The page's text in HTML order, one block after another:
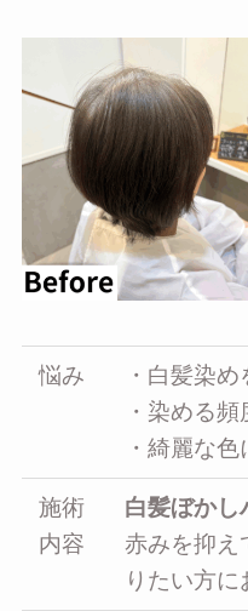
悩み
・白髪染
・染める
・綺麗な
施術
内容
白髪ぼかし
赤みを抑え
りたい方に